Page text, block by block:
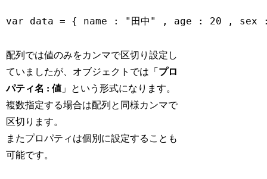
var data = { name : "田中" , age : 20 , sex
配列では値のみをカンマで区切り設定し
ていましたが、オブジェクトでは「 プロ
パティ名 : 値 」という形式になります。
複数指定する場合は配列と同様カンマで
区切ります。
またプロパティは個別に設定することも
可能です。